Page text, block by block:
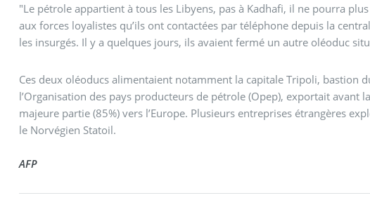
"Le pétrole appartient à tous les Libyens, pas à Kadhafi, il ne pourra
aux forces loyalistes qu’ils ont contactées par téléphone depuis la
les insurgés. Il y a quelques jours, ils avaient fermé un autre oléoduc
Ces deux oléoducs alimentaient notamment la capitale Tripoli, bastion
l’Organisation des pays producteurs de pétrole (Opep), exportait
majeure partie (85%) vers l’Europe. Plusieurs entreprises étrangères
le Norvégien Statoil.
AFP